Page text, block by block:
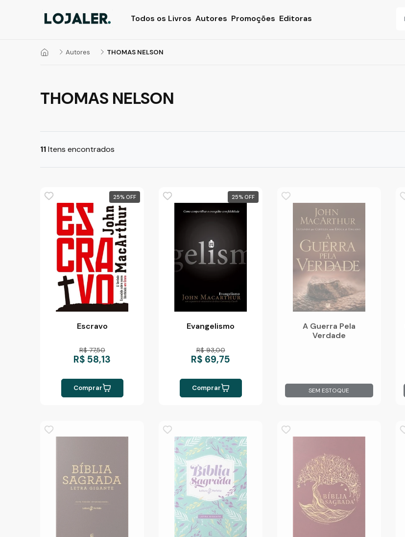
Todos os Livros Autores Promoções Editoras
Autores THOMAS NELSON
THOMAS NELSON
11Itens encontrados
25%
Escravo
R$ 77,50
R$ 58,13
Comprar
25%
Evangelismo
R$ 93,00
R$ 69,75
Comprar
A Guerra Pela
Verdade
SEM ESTOQUE